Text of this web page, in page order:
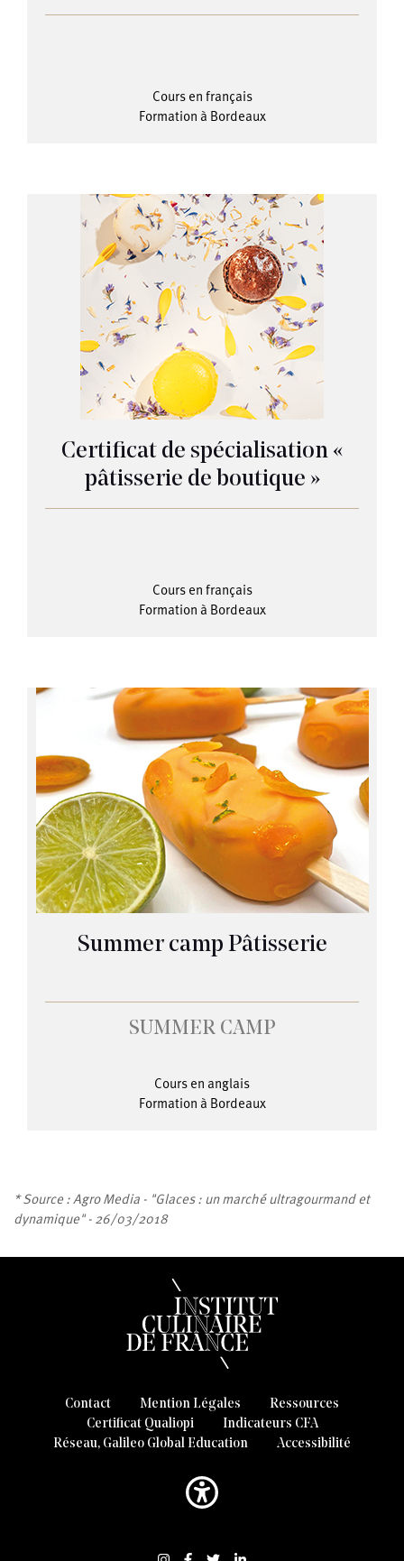
Cours en français
Formation à Bordeaux
Certificat de spécialisation «
pâtisserie de boutique »
Cours en français
Formation à Bordeaux
Summer camp Pâtisserie
SUMMER CAMP
Cours en anglais
Formation à Bordeaux
* Source : Agro Media - "Glaces : un marché ultragourmand et
dynamique" - 26/03/2018
Contact Mention Légales
Ressources
Certificat Qualiopi
Indicateurs CFA
Réseau, Galileo Global Education
Accessibilité